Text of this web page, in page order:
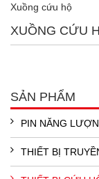
Xuồng cứu hộ
XUỒNG CỨU
SẢN PHẨM
PIN NĂNG
THIẾT BỊ